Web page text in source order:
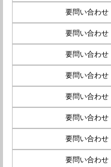
要問い合わせ
要問い合わせ
要問い合わせ
要問い合わせ
要問い合わせ
要問い合わせ
要問い合わせ
要問い合わせ